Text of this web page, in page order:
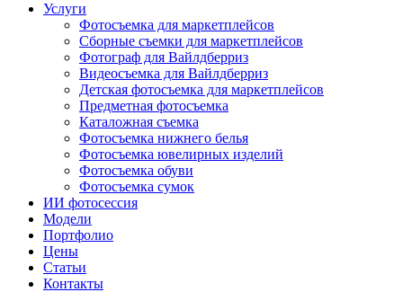
Услуги
Фотосъемка для маркетплейсов
Сборные съемки для маркетплейсов
Фотограф для Вайлдберриз
Видеосъемка для Вайлдберриз
Детская фотосъемка для маркетплейсов
Предметная фотосъемка
Каталожная съемка
Фотосъемка нижнего белья
Фотосъемка ювелирных изделий
Фотосъемка обуви
Фотосъемка сумок
ИИ фотосессия
Модели
Портфолио
Цены
Статьи
Контакты